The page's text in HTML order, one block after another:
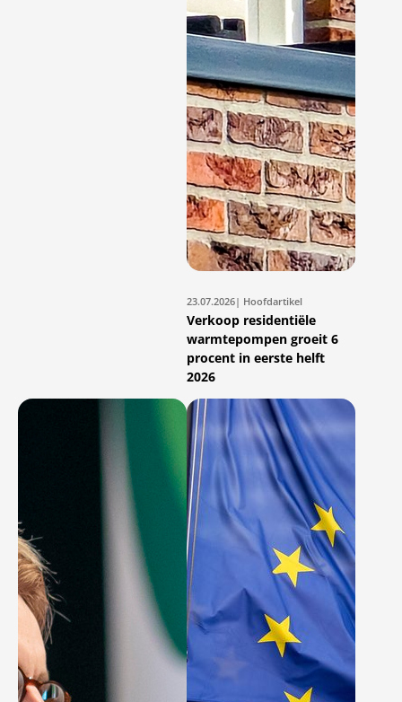
23.07.2026| Hoofdartikel
Verkoop residentiële
warmtepompen groeit 6
procent in eerste helft
2026